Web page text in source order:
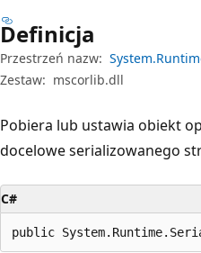
Definicja
Przestrzeń nazw:
Zestaw: mscorlib.dll
Pobiera lub ustawia obiekt
docelowe serializowanego
C#
public